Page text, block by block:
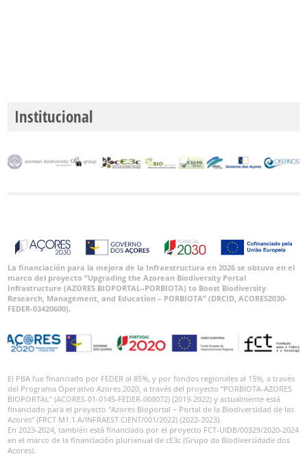
Institucional
La financiación para la mejora de la Infraestructura en 2026 se obtuvo en el
marco del proyecto “Upgrading the Azorean Biodiversity Portal
Infrastructure (AZORES BIOPORTAL–PORBIOTA) to Boost Biodiversity
Research, Management, and Education – PORBIOTA” (DRCID, ACORES2030-
FEDER-03420600).
El PBA fue financiado por FEDER al 85%, y por fondos regionales al 15%, a través
del Programa Operativo Azores 2020, a través del proyecto “PORBIOTA-AZORES
BIOPORTAL” (ACORES-01-0145-FEDER-000072) (2019-2022) y actualmente está
financiado para el proyecto “Azores Bioportal – Portal de la Biodiversidad de las
Azores” (FRCT M1.1.A/INFRAEST CIENT/001/2022) (2022-2023).
En 2023-2024, también está financiado por el proyecto FCT-UIDB/00329/2020-2024
en el marco de la financiación plurianual de cE3c (Grupo da Biodiversidade dos
Açores).